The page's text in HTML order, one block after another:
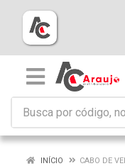
INÍCIO CABO DE